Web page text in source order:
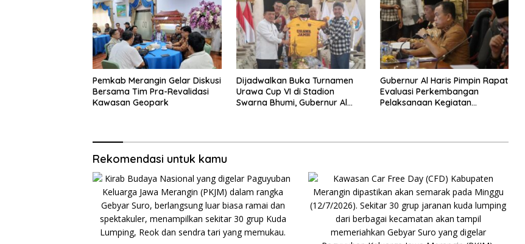
Pemkab Merangin Gelar Diskusi
Bersama Tim Pra-Revalidasi
Kawasan Geopark
Dijadwalkan Buka Turnamen
Urawa Cup VI di Stadion
Swarna Bhumi, Gubernur Al
Gubernur Al Haris Pimpin Rapat
Evaluasi Perkembangan
Pelaksanaan Kegiatan
Rekomendasi untuk kamu